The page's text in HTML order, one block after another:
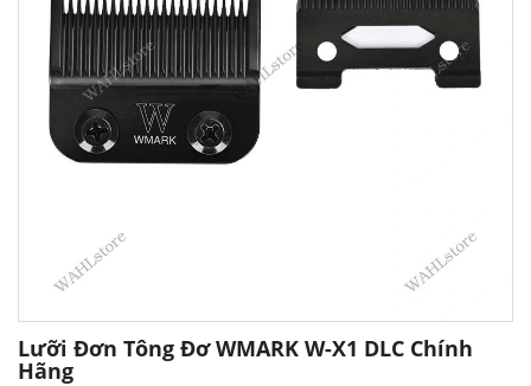
Lưỡi Đơn Tông Đơ WMARK W-X1 DLC Chính
Hãng